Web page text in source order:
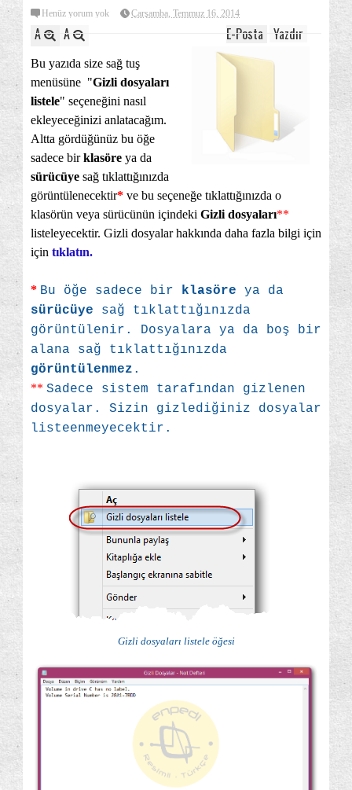
Henüz yorum yok Çarşamba, Temmuz 16, 2014
A A Yazdır
E-Posta
Bu yazıda size sağ tuş
menüsüne "Gizli dosyaları
listele" seçeneğini nasıl
ekleyeceğinizi anlatacağım.
Altta gördüğünüz bu öğe
sadece birklasöre ya da
sürücüye sağ tıklattığınızda
görüntülenecektir* ve bu seçeneğe tıklattığınızda o
klasörün veya sürücünün içindeki Gizli dosyaları**
listeleyecektir. Gizli dosyalar hakkında daha fazla bilgi için
için tıklatın.
* Bu öğe sadece bir klasöre ya da
sürücüye sağ tıklattığınızda
görüntülenir. Dosyalara ya da boş bir
alana sağ tıklattığınızda
görüntülenmez .
** Sadece sistem tarafından gizlenen
dosyalar. Sizin gizlediğiniz dosyalar
listeenmeyecektir.
Gizli dosyaları listele öğesi